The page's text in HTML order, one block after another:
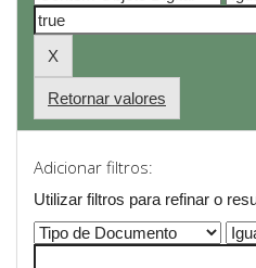
Retornar valores
Adicionar filtros:
Utilizar filtros para refinar o